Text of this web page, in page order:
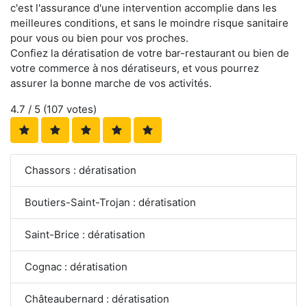
c'est l'assurance d'une intervention accomplie dans les
meilleures conditions, et sans le moindre risque sanitaire
pour vous ou bien pour vos proches.
Confiez la dératisation de votre bar-restaurant ou bien de
votre commerce à nos dératiseurs, et vous pourrez
assurer la bonne marche de vos activités.
4.7 / 5 (107 votes)
Chassors : dératisation
Boutiers-Saint-Trojan : dératisation
Saint-Brice : dératisation
Cognac : dératisation
Châteaubernard : dératisation